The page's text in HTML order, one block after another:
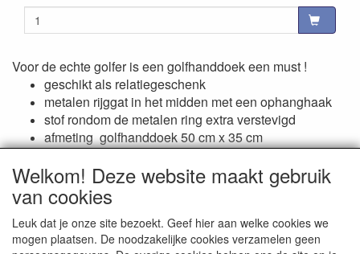
Voor de echte golfer is een golfhanddoek een must !
geschikt als relatiegeschenk
metalen rijggat in het midden met een ophanghaak
stof rondom de metalen ring extra verstevigd
afmeting golfhanddoek 50 cm x 35 cm
prijs is incl. een borduring van een (firma) naam
Reviews
Er zijn geen reviews beschikbaar in de huidige taal
Welkom! Deze website maakt gebruik
van cookies
Leuk dat je onze site bezoekt. Geef hier aan welke cookies we
mogen plaatsen. De noodzakelijke cookies verzamelen geen